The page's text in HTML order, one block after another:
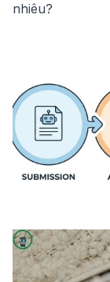
nhiêu?